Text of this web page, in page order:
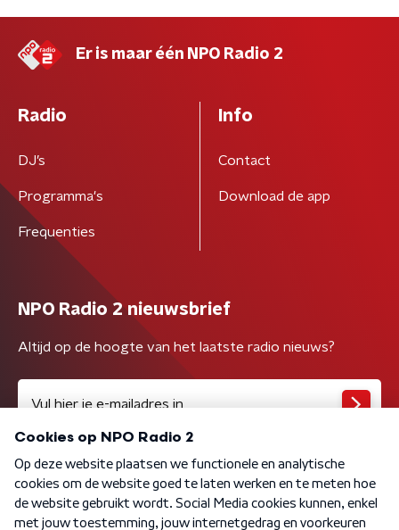
Er is maar één NPO Radio 2
Radio
DJ’s
Programma's
Frequenties
Info
Contact
Download de app
NPO Radio 2 nieuwsbrief
Altijd op de hoogte van het laatste radio nieuws?
Algemene voorwaarden